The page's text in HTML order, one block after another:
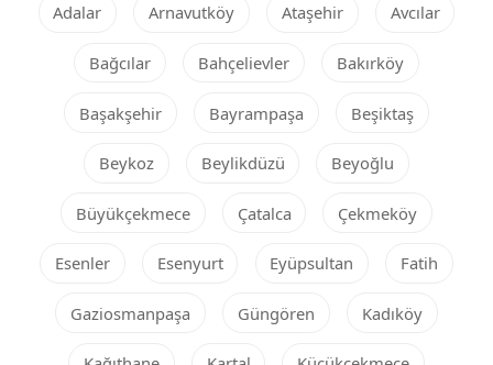
Adalar Arnavutköy Ataşehir Avcılar
Bağcılar Bahçelievler Bakırköy
Başakşehir Bayrampaşa Beşiktaş
Beykoz Beylikdüzü Beyoğlu
Büyükçekmece Çatalca Çekmeköy
Esenler Esenyurt Eyüpsultan Fatih
Gaziosmanpaşa Güngören Kadıköy